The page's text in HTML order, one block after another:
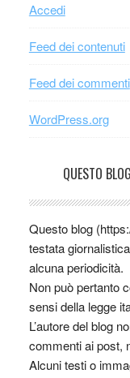
Accedi
Feed dei contenuti
Feed dei commenti
WordPress.org
QUESTO
Questo blog
testata
alcuna periodicità.
Non può pertanto
sensi della legge
L’autore del blog
commenti ai post,
Alcuni testi o